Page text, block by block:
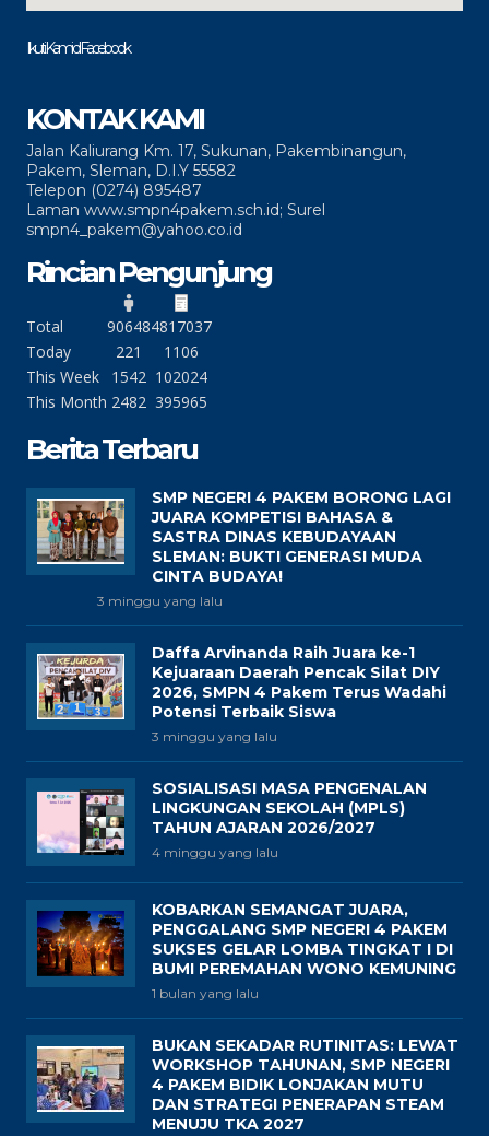
Ikuti Kami di Facebook
KONTAK KAMI
Jalan Kaliurang Km. 17, Sukunan, Pakembinangun,
Pakem, Sleman, D.I.Y 55582
Telepon (0274) 895487
Laman www.smpn4pakem.sch.id; Surel
smpn4_pakem@yahoo.co.id
Rincian Pengunjung
Total 906484817037
Today
221
1106
This Week
1542 102024
This Month 2482 395965
Berita Terbaru
SMP NEGERI 4 PAKEM BORONG LAGI
JUARA KOMPETISI BAHASA &
SASTRA DINAS KEBUDAYAAN
SLEMAN: BUKTI GENERASI MUDA
CINTA BUDAYA!
3 minggu yang lalu
Daffa Arvinanda Raih Juara ke-1
Kejuaraan Daerah Pencak Silat DIY
2026, SMPN 4 Pakem Terus Wadahi
Potensi Terbaik Siswa
3 minggu yang lalu
SOSIALISASI MASA PENGENALAN
LINGKUNGAN SEKOLAH (MPLS)
TAHUN AJARAN 2026/2027
4 minggu yang lalu
KOBARKAN SEMANGAT JUARA,
PENGGALANG SMP NEGERI 4 PAKEM
SUKSES GELAR LOMBA TINGKAT I DI
BUMI PEREMAHAN WONO KEMUNING
1 bulan yang lalu
BUKAN SEKADAR RUTINITAS: LEWAT
WORKSHOP TAHUNAN, SMP NEGERI
4 PAKEM BIDIK LONJAKAN MUTU
DAN STRATEGI PENERAPAN STEAM
MENUJU TKA 2027